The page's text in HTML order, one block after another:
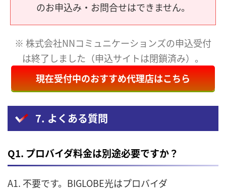
のお申込み・お問合せはできません。
※ 株式会社NNコミュニケーションズの申込受付
は終了しました（申込サイトは閉鎖済み）。
現在受付中のおすすめ代理店はこちら
7. よくある質問
Q1. プロバイダ料金は別途必要ですか？
A1. 不要です。BIGLOBE光はプロバイダ